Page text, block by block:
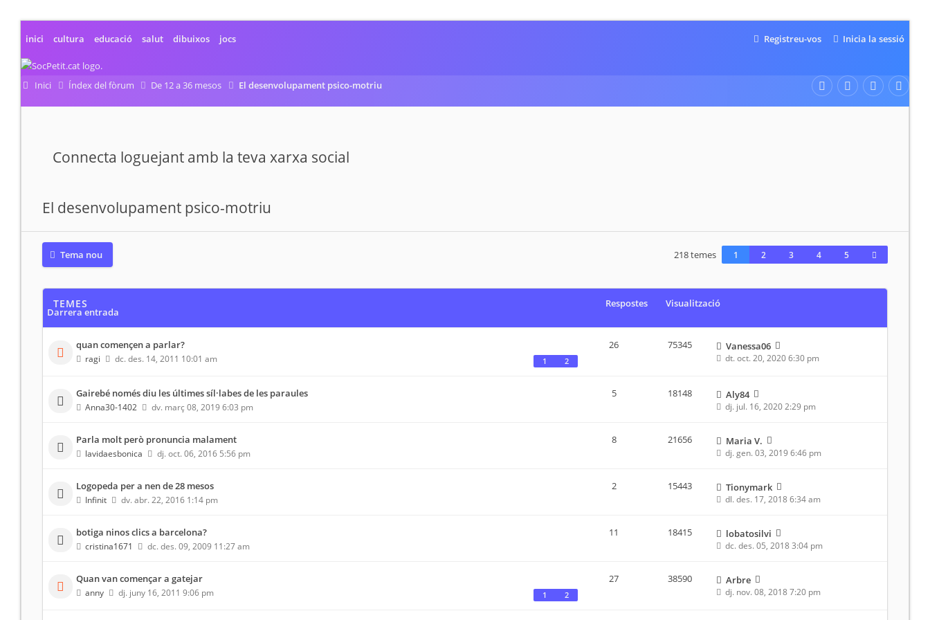
inici cultura educació salut dibuixos jocs Inicia la sessió
Registreu-vos
Inici Índex del fòrum De 12 a 36 mesos El desenvolupament psico-motriu
Connecta loguejant amb la teva xarxa social
El desenvolupament psico-motriu
Tema nou 218 temes 1 2 3 4 5
TEMES Respostes Visualització
Darrera entrada
quan començen a parlar?
1 2
ragi dc. des. 14, 2011 10:01 am
26 75345 Vanessa06
dt. oct. 20, 2020 6:30 pm
Gairebé només diu les últimes síl·labes de les paraules
Anna30-1402 dv. març 08, 2019 6:03 pm
5 18148 Aly84
dj. jul. 16, 2020 2:29 pm
Parla molt però pronuncia malament
lavidaesbonica dj. oct. 06, 2016 5:56 pm
8 21656 Maria V.
dj. gen. 03, 2019 6:46 pm
Logopeda per a nen de 28 mesos
Infinit dv. abr. 22, 2016 1:14 pm
2 15443 Tionymark
dl. des. 17, 2018 6:34 am
botiga ninos clics a barcelona?
cristina1671 dc. des. 09, 2009 11:27 am
11 18415 lobatosilvi
dc. des. 05, 2018 3:04 pm
Quan van començar a gatejar
1 2
anny dj. juny 16, 2011 9:06 pm
27 38590 Arbre
dj. nov. 08, 2018 7:20 pm